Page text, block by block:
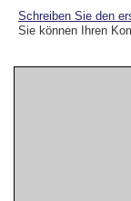
Schreiben Sie den
Sie können Ihren